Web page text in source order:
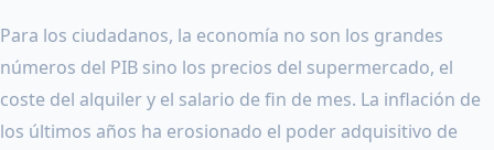
Para los ciudadanos, la economía no son los grandes
números del PIB sino los precios del supermercado, el
coste del alquiler y el salario de fin de mes. La inflación de
los últimos años ha erosionado el poder adquisitivo de